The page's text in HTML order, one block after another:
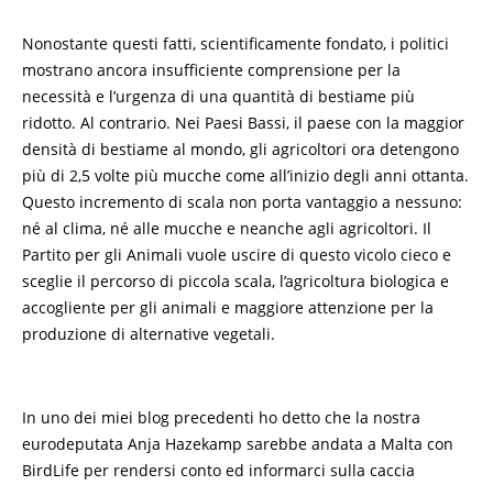
Nonostante questi fatti, scientificamente fondato, i politici
mostrano ancora insufficiente comprensione per la
necessità e l’urgenza di una quantità di bestiame più
ridotto. Al contrario. Nei Paesi Bassi, il paese con la maggior
densità di bestiame al mondo, gli agricoltori ora detengono
più di 2,5 volte più mucche come all’inizio degli anni ottanta.
Questo incremento di scala non porta vantaggio a nessuno:
né al clima, né alle mucche e neanche agli agricoltori. Il
Partito per gli Animali vuole uscire di questo vicolo cieco e
sceglie il percorso di piccola scala, l’agricoltura biologica e
accogliente per gli animali e maggiore attenzione per la
produzione di alternative vegetali.
In uno dei miei blog precedenti ho detto che la nostra
eurodeputata Anja Hazekamp sarebbe andata a Malta con
BirdLife per rendersi conto ed informarci sulla caccia